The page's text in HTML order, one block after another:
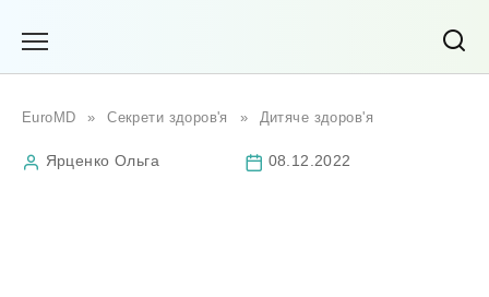
EuroMD » Секрети здоров'я » Дитяче здоров'я
Ярценко Ольга 08.12.2022